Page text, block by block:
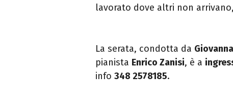
lavorato dove altri non
La serata, condotta da
pianista Enrico Zanisi, è a
info 348 2578185.